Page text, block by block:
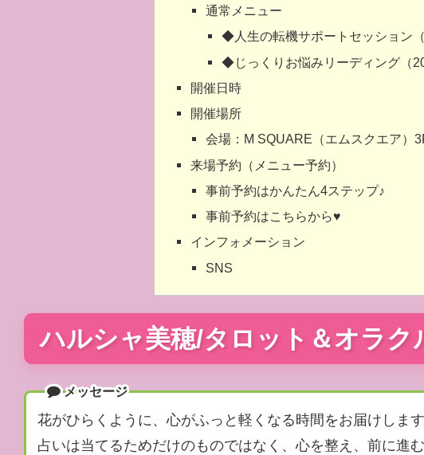
通常メニュー
◆人生の転機サポートセッション（
◆じっくりお悩みリーディング（
開催日時
開催場所
会場：M SQUARE（エムスクエア）
来場予約（メニュー予約）
事前予約はかんたん4ステップ♪
事前予約はこちらから♥
インフォメーション
SNS
ハルシャ美穂/タロット＆オラク
メッセージ
花がひらくように、心がふっと軽くなる時間をお届けします
占いは当てるためだけのものではなく、心を整え、前に進